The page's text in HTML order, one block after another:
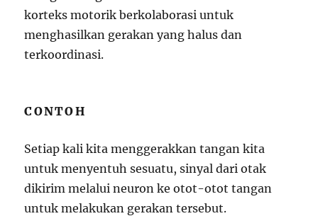
korteks motorik berkolaborasi untuk
menghasilkan gerakan yang halus dan
terkoordinasi.
CONTOH
Setiap kali kita menggerakkan tangan kita
untuk menyentuh sesuatu, sinyal dari otak
dikirim melalui neuron ke otot-otot tangan
untuk melakukan gerakan tersebut.